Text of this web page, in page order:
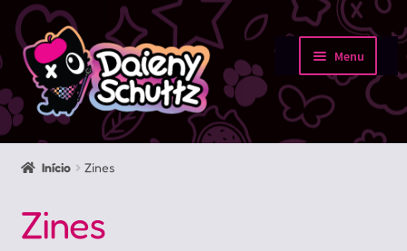
Pular
para
navegação
Pular
para
conteúdo
Menu
Início
Loja
Início Zines
Zines